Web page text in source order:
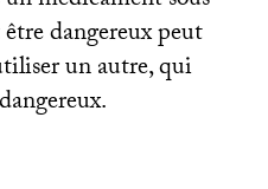
dangereux peut
un autre, qui